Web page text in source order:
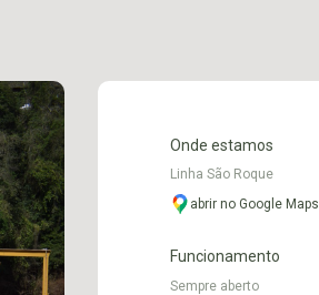
Onde estamos
Linha São Roque
abrir no Google Maps
Funcionamento
Sempre aberto